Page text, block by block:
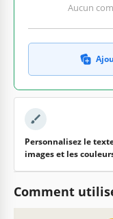
Aucun
Personnalisez le
images et les
Comment